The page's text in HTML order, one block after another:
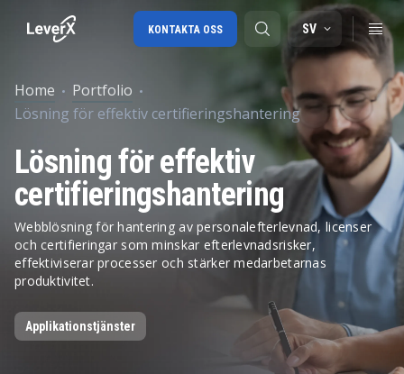
SAP-konsulttjänster
SAP Ariba
SAP EWM
SV
KONTAKTA OSS
Home
Portfolio
Lösning för effektiv certifieringshantering
Lösning för effektiv
certifieringshantering
Webblösning för hantering av personalefterlevnad, licenser
och certifieringar som minskar efterlevnadsrisker,
effektiviserar processer och stärker medarbetarnas
produktivitet.
Applikationstjänster